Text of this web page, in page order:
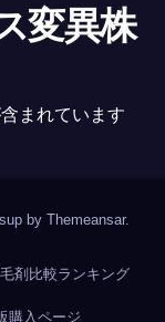
変異株
まれています
by Themeansar.
剤比較ランキング
購入ページ